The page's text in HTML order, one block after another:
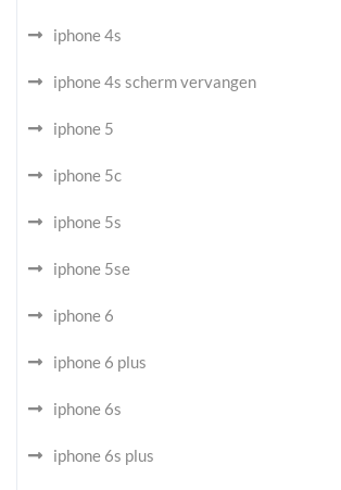
iphone 4s
iphone 4s scherm vervangen
iphone 5
iphone 5c
iphone 5s
iphone 5se
iphone 6
iphone 6 plus
iphone 6s
iphone 6s plus